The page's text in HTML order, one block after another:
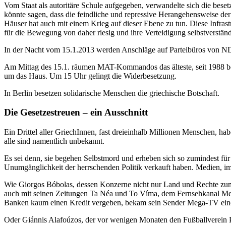
Vom Staat als autoritäre Schule aufgegeben, verwandelte sich die
könnte sagen, dass die feindliche und repressive Herangehensweise
Häuser hat auch mit einem Krieg auf dieser Ebene zu tun. Diese
für die Bewegung von daher riesig und ihre Verteidigung
In der Nacht vom 15.1.2013 werden Anschläge auf Parteibüros von
Am Mittag des 15.1. räumen MAT-Kommandos das älteste, seit 1988
um das Haus. Um 15 Uhr gelingt die Widerbesetzung.
In Berlin besetzen solidarische Menschen die griechische Botschaft.
Die Gesetzestreuen – ein Ausschnitt
Ein Drittel aller GriechInnen, fast dreieinhalb Millionen Menschen,
alle sind namentlich unbekannt.
Es sei denn, sie begehen Selbstmord und erheben sich so zumindest
Unumgänglichkeit der herrschenden Politik verkauft haben. Medien,
Wie Giorgos Bóbolas, dessen Konzerne nicht nur Land und Rechte
auch mit seinen Zeitungen Ta Néa und To Víma, dem Fernsehkanal
Banken kaum einen Kredit vergeben, bekam sein Sender Mega-TV
Oder Giánnis Alafoúzos, der vor wenigen Monaten den